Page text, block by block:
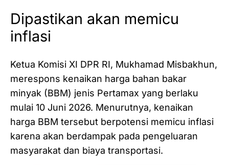
Dipastikan akan memicu
inflasi
Ketua Komisi XI DPR RI, Mukhamad Misbakhun,
merespons kenaikan harga bahan bakar
minyak (BBM) jenis Pertamax yang berlaku
mulai 10 Juni 2026. Menurutnya, kenaikan
harga BBM tersebut berpotensi memicu inflasi
karena akan berdampak pada pengeluaran
masyarakat dan biaya transportasi.